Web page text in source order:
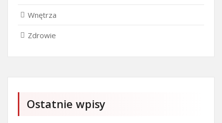
Wnętrza
Zdrowie
Ostatnie wpisy